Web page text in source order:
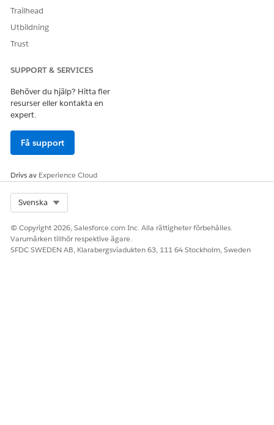
Trailhead
Utbildning
Trust
SUPPORT & SERVICES
Behöver du hjälp? Hitta fler
resurser eller kontakta en
expert.
Få support
Drivs av Experience Cloud
Svenska
© Copyright 2026, Salesforce.com Inc. Alla rättigheter förbehålles.
Varumärken tillhör respektive ägare.
SFDC SWEDEN AB, Klarabergsviadukten 63, 111 64 Stockholm, Sweden